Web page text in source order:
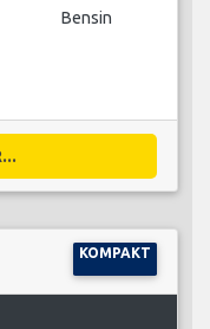
Bensin
KOMPAKT